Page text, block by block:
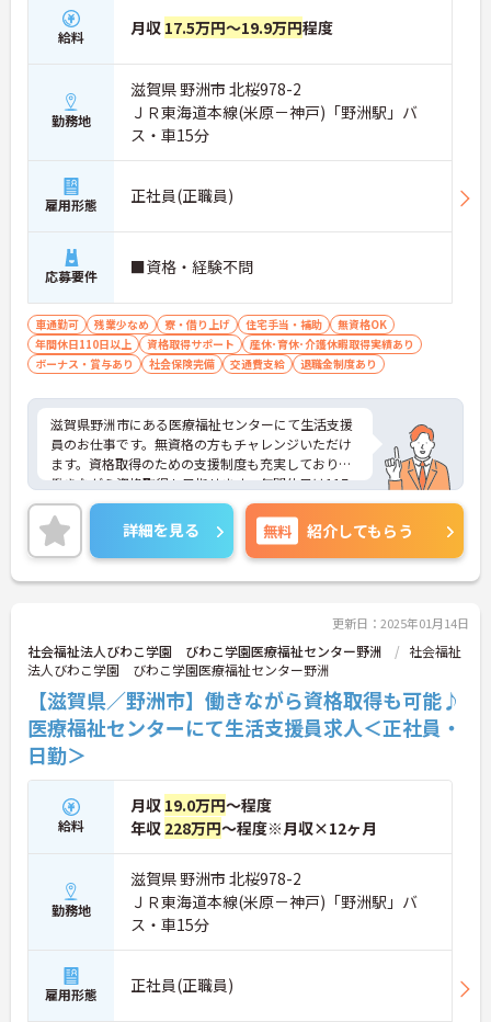
給料 月収 17.5万円～19.9万円程度
勤務地
滋賀県 野洲市 北桜978-2
ＪＲ東海道本線(米原－神戸)「野洲駅」バ
ス・車15分
雇用形態 正社員(正職員)
応募要件 ■資格・経験不問
車通勤可 残業少なめ 寮・借り上げ 住宅手当・補助
無資格OK
年間休日110日以上
資格取得サポート
産休･育休･介護休暇取得実績あり
ボーナス・賞与あり
社会保険完備 交通費支給 退職金制度あり
滋賀県野洲市にある医療福祉センターにて生活支援
員のお仕事です。無資格の方もチャレンジいただけ
ます。資格取得のための支援制度も充実しており、
働きながら資格取得も目指せます。年間休日は117
日、残業は基本なく、メリハリのある勤務が可能で
す。ご興味ある方には、面接対策ポイントなど、さ
らに詳細をお話しいたしますのでお気軽にご相談く
ださい。
詳細を見る 無料 紹介してもらう
更新日：2025年01月14日
社会福祉法人びわこ学園 びわこ学園医療福祉センター野洲
社会福祉
法人びわこ学園 びわこ学園医療福祉センター野洲
【滋賀県／野洲市】働きながら資格取得も可能♪
医療福祉センターにて生活支援員求人＜正社員・
日勤＞
給料
月収 19.0万円～程度
年収 228万円～程度※月収×12ヶ月
勤務地
滋賀県 野洲市 北桜978-2
ＪＲ東海道本線(米原－神戸)「野洲駅」バ
ス・車15分
雇用形態 正社員(正職員)